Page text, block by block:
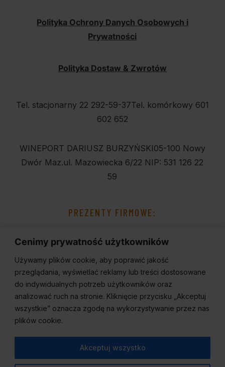
Cenimy prywatność użytkowników
Używamy plików cookie, aby poprawić jakość
przeglądania, wyświetlać reklamy lub treści dostosowane
do indywidualnych potrzeb użytkowników oraz
analizować ruch na stronie. Kliknięcie przycisku „Akceptuj
wszystkie” oznacza zgodę na wykorzystywanie przez nas
plików cookie.
Akceptuj wszystko
Polityka Ochrony Danych Osobowych i
Prywatności
Polityka Dostaw & Zwrotów
Tel. stacjonarny 22 292-59-37Tel. komórkowy 601
602 652
WINEPORT DARIUSZ BURZYŃSKI05-100 Nowy
Dwór Maz.ul. Mazowiecka 6/22 NIP: 531 126 22
59
PREZENTY FIRMOWE: